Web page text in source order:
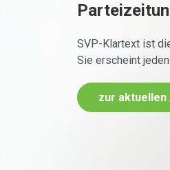
SVP-Klartext ist
Sie erscheint
zur aktuellen